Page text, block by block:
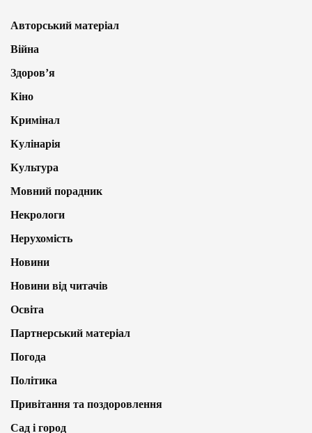
Авторський матеріал
Війна
Здоров’я
Кіно
Кримінал
Кулінарія
Культура
Мовний порадник
Некрологи
Нерухомість
Новини
Новини від читачів
Освіта
Партнерський матеріал
Погода
Політика
Привітання та поздоровлення
Сад і город